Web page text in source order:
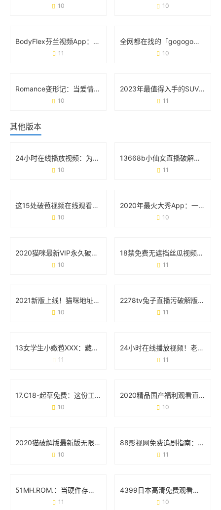
10 10
BodyFlex芬兰视频App：重新定义你的健身方式
11
全网都在找的「gogogo免费高清完整版」，到底有多香？
10
Romance变形记：当爱情在21世纪玩起“变装游戏”
10
2023年最值得入手的SUV车型排名前十名：家庭出行与越野性能如何选？
11
其他版本
24小时在线播放视频：为什么它正在重塑你的娱乐生活？
10
13668b小仙女直播破解版：用户关心的真相与避坑指南
11
这15处破苞视频在线观看的争议 背后藏着什么真相？
10
2020年最火大秀App：一场全民狂欢背后的真相
10
2020猫咪最新VIP永久破解版安卓版：用户真实需求与风险避坑指南
10
18禁免费无遮挡丝瓜视频大秀版：用户需求与平台安全的双向博弈
11
2021新版上线！猫咪地址在线观看的正确打开方式
10
2278tv兔子直播污破解版无限次数版：用户追捧背后的多重隐患
11
13女学生小嫩苞XXX：藏在标签下的真实声音
11
24小时在线播放视频！老司机app为何成为用户心头好？
11
17.C18-起草免费：这份工具如何帮你省下90%的文书时间？
10
2020精品国产福利观看直播：一场属于普通人的快乐革命
10
2020猫破解版最新版无限观看版：这些真相你可能还不知道
10
88影视网免费追剧指南：《大唐荣耀》为何成为古装剧迷的首选？
11
51MH.ROM.：当硬件存储遇上智能生活的化学反应
11
4399日本高清免费观看视频：追剧党的新大陆与避坑指南
10